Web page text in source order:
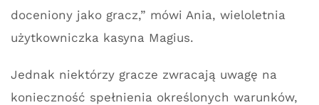
doceniony jako gracz,” mówi Ania, wieloletnia
użytkowniczka kasyna Magius.
Jednak niektórzy gracze zwracają uwagę na
konieczność spełnienia określonych warunków,